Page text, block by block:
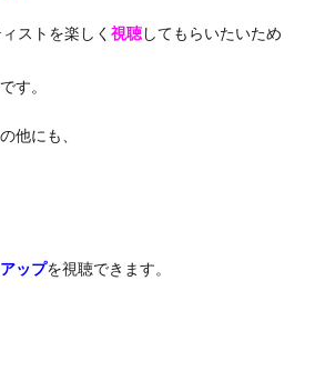
ストを楽しく 視聴してもらいたいため
す。
他にも、
ップを視聴できます。